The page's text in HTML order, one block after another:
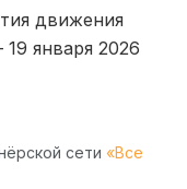
движения
января 2026
сети «Все